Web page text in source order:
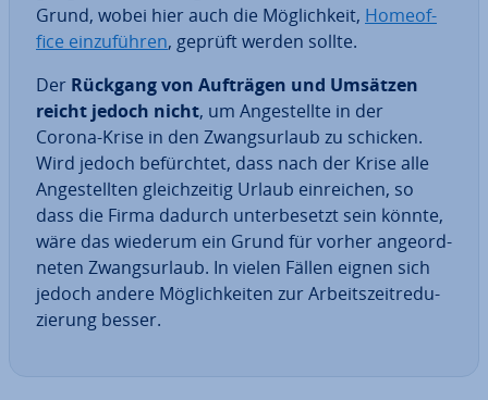
Grund, wobei hier auch die Mög­lich­keit, Ho­me­of­
fice ein­zu­füh­ren, geprüft werden sollte.
Der Rückgang von Aufträgen und Umsätzen
reicht jedoch nicht, um An­ge­stell­te in der
Corona-Krise in den Zwangs­ur­laub zu schicken.
Wird jedoch be­fürch­tet, dass nach der Krise alle
An­ge­stell­ten gleich­zei­tig Urlaub ein­rei­chen, so
dass die Firma dadurch un­ter­be­setzt sein könnte,
wäre das wiederum ein Grund für vorher an­ge­ord­
ne­ten Zwangs­ur­laub. In vielen Fällen eignen sich
jedoch andere Mög­lich­kei­ten zur Ar­beits­zeit­re­du­
zie­rung besser.